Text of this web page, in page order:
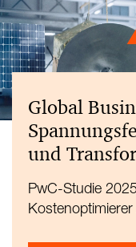
Global
und
PwC-Studie